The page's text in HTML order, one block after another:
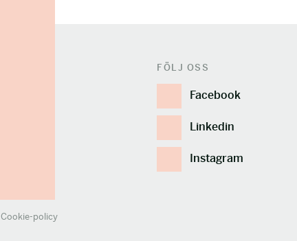
FÖLJ OSS
Facebook
Linkedin
Instagram
Cookie-policy